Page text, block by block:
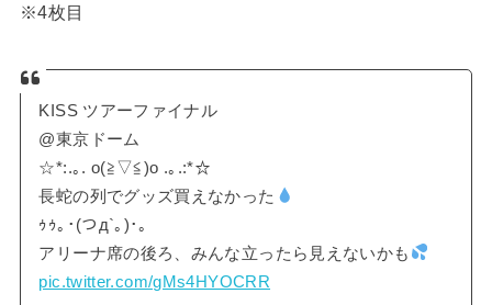
※4枚目
KISS ツアーファイナル
@東京ドーム
☆*:.｡. o(≧▽≦)o .｡.:*☆
長蛇の列でグッズ買えなかった
ｩｩ｡･(つд`｡)･｡
アリーナ席の後ろ、みんな立ったら見えないかも
pic.twitter.com/gMs4HYOCRR